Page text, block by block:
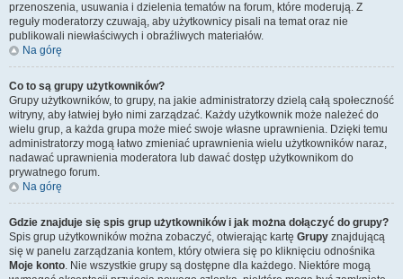
przenoszenia, usuwania i dzielenia tematów na forum, które moderują. Z
reguły moderatorzy czuwają, aby użytkownicy pisali na temat oraz nie
publikowali niewłaściwych i obraźliwych materiałów.
Na górę
Co to są grupy użytkowników?
Grupy użytkowników, to grupy, na jakie administratorzy dzielą całą społeczność
witryny, aby łatwiej było nimi zarządzać. Każdy użytkownik może należeć do
wielu grup, a każda grupa może mieć swoje własne uprawnienia. Dzięki temu
administratorzy mogą łatwo zmieniać uprawnienia wielu użytkowników naraz,
nadawać uprawnienia moderatora lub dawać dostęp użytkownikom do
prywatnego forum.
Na górę
Gdzie znajduje się spis grup użytkowników i jak można dołączyć do grupy?
Spis grup użytkowników można zobaczyć, otwierając kartę Grupy znajdującą
się w panelu zarządzania kontem, który otwiera się po kliknięciu odnośnika
Moje konto. Nie wszystkie grupy są dostępne dla każdego. Niektóre mogą